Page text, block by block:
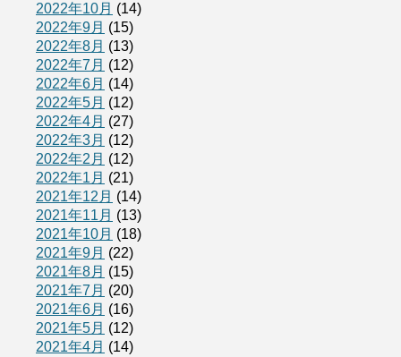
2022年10月 (14)
2022年9月 (15)
2022年8月 (13)
2022年7月 (12)
2022年6月 (14)
2022年5月 (12)
2022年4月 (27)
2022年3月 (12)
2022年2月 (12)
2022年1月 (21)
2021年12月 (14)
2021年11月 (13)
2021年10月 (18)
2021年9月 (22)
2021年8月 (15)
2021年7月 (20)
2021年6月 (16)
2021年5月 (12)
2021年4月 (14)